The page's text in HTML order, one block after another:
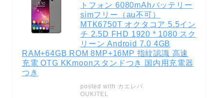
トフォン 6080mAhバッテリー
simフリー（au不可）
MTK6750T オクタコア 5.5イン
チ 2.5D FHD 1920 * 1080 スク
リーン Android 7.0 4GB
RAM+64GB ROM 8MP+16MP 指紋認識 高速
充電 OTG KKmoonスタンドつき 国内用充電器
つき
posted with カエレバ
OUKITEL